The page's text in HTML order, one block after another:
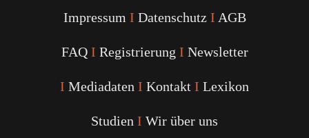
Impressum I Datenschutz I AGB
FAQ I Registrierung I Newsletter
I Mediadaten I Kontakt I Lexikon
Studien I Wir über uns